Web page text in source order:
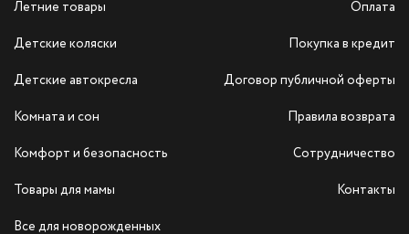
Летние товары
Детские коляски
Детские автокресла
Комната и сон
Комфорт и безопасность
Товары для мамы
Все для новорожденных
Оплата
Покупка в кредит
Договор публичной оферты
Правила возврата
Сотрудничество
Контакты